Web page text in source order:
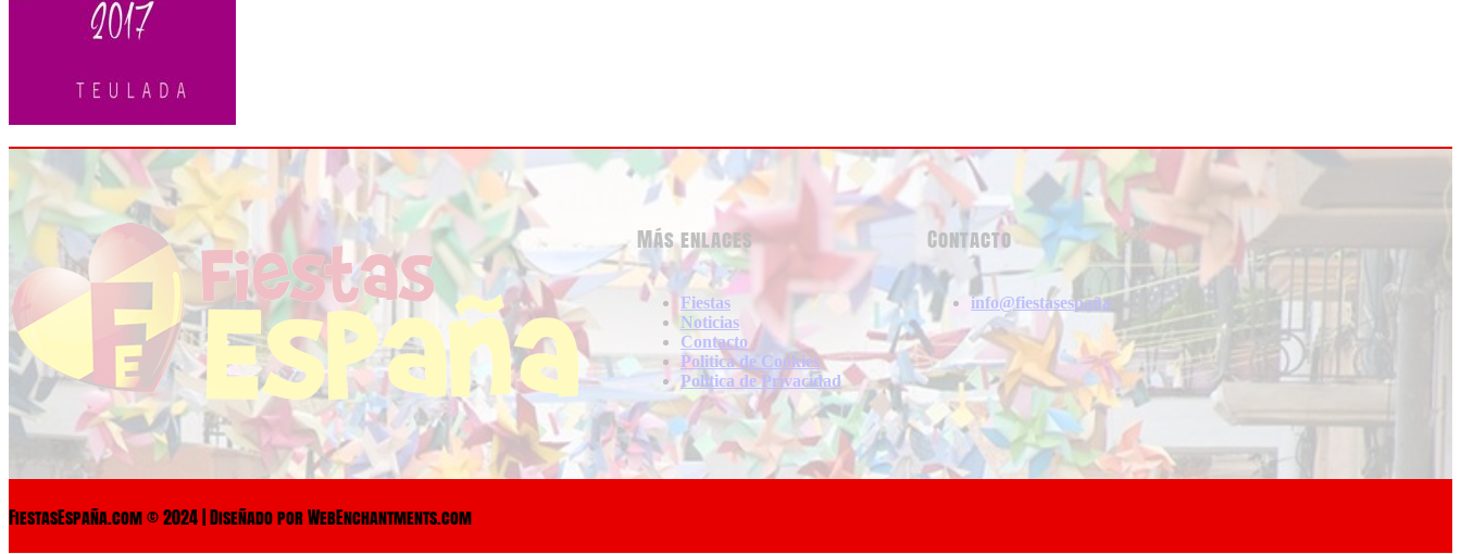
Más enlaces
Fiestas
Noticias
Contacto
Politica de Cookies
Politica de Privacidad
Contacto
info@fiestasespaña
FiestasEspaña.com © 2024 | Diseñado por WebEnchantments.com